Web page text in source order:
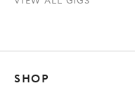
SHOP